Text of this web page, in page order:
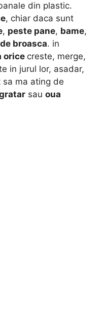
din plastic.
, chiar daca sunt
, peste pane, bame,
broasca. in
orice creste, merge,
in jurul lor, asadar,
ma ating de
sau oua